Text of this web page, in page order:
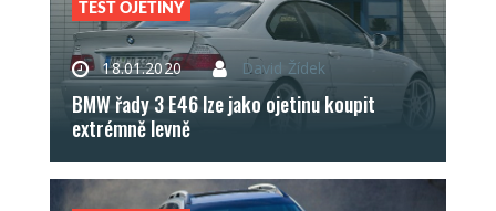
TEST OJETINY
18.01.2020 David Žídek
BMW řady 3 E46 lze jako ojetinu koupit
extrémně levně